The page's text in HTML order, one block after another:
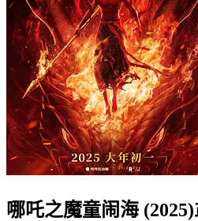
哪吒之魔童闹海 (2025)